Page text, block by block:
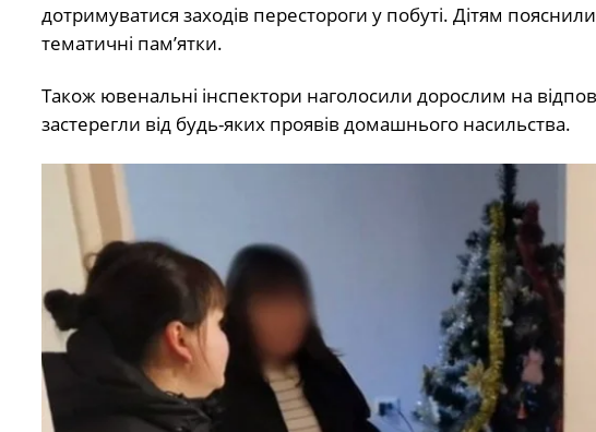
дотримуватися заходів перестороги у побуті. Дітям
тематичні пам’ятки.
Також ювенальні інспектори наголосили дорослим на
застерегли від будь-яких проявів домашнього насильства.